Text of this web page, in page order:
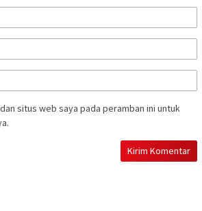
situs web saya pada peramban ini untuk